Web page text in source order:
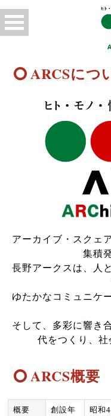
ARCSにつ
アーカイブ・スクェ
集積
長野アークスは、人
ゆたかなコミュニケ
そして、多彩に響き
代をつくり、社
ARCS概要
概要
創設年
昭和